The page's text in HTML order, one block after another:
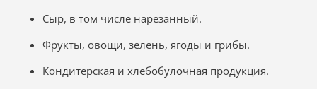
Сыр, в том числе нарезанный.
Фрукты, овощи, зелень, ягоды и грибы.
Кондитерская и хлебобулочная продукция.